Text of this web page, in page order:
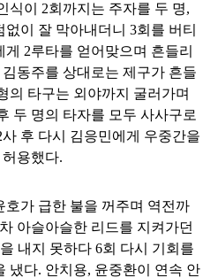
식이 2회까지는 주자를 두 명,
이 잘 막아내더니 3회를 버티
2루타를 얻어맞으며 흔들리
동주를 상대로는 제구가 흔들
의 타구는 외야까지 굴러가며
두 명의 타자를 모두 사사구로
후 다시 김응민에게 우중간을
용했다.
호가 급한 불을 꺼주며 역전까
아슬아슬한 리드를 지켜가던
내지 못하다 6회 다시 기회를
냈다. 안치용, 윤중환이 연속 안